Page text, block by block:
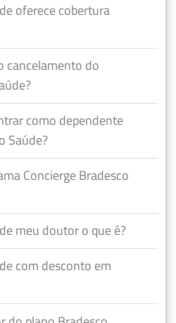
oferece cobertura
cancelamento do
como dependente
Saúde?
Concierge Bradesco
meu doutor o que é?
com desconto em